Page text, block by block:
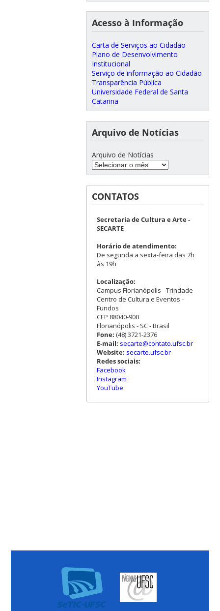
Acesso à Informação
Carta de Serviços ao Cidadão
Plano de Desenvolvimento
Institucional
Serviço de informação ao Cidadão
Transparência Pública
Universidade Federal de Santa
Catarina
Arquivo de Notícias
Arquivo de Notícias
CONTATOS
Secretaria de Cultura e Arte -
SECARTE
Horário de atendimento:
De segunda a sexta-feira das 7h
às 19h
Localização:
Campus Florianópolis - Trindade
Centro de Cultura e Eventos -
Fundos
CEP 88040-900
Florianópolis - SC - Brasil
Fone: (48) 3721-2376
E-mail: secarte@contato.ufsc.br
Website: secarte.ufsc.br
Redes sociais:
Facebook
Instagram
YouTube